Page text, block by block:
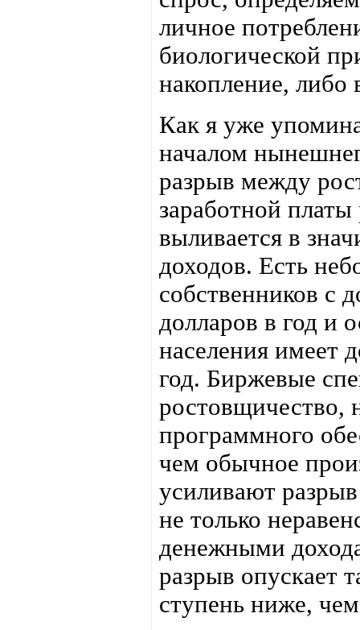
личное
биологической
накопление, либо
Как я уже
началом
разрыв между
заработной
выливается в
доходов. Есть
собственников с
долларов в год и
населения имеет
год. Биржевые
ростовщичество,
программного
чем обычное
усиливают
не только
денежными
разрыв опускает
ступень ниже,